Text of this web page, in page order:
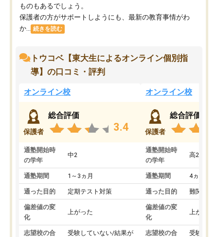
ものもあるでしょう。
保護者の方がサポートしようにも、最新の教育事情がわ
か...
続きを読む
トウコベ【東大生によるオンライン個別指
導】の口コミ・評判
オンライン校
保護者
総合評価
3.4
通塾開始時
の学年
中2
通塾期間 1～3ヵ月
通った目的 定期テスト対策
偏差値の変
化
上がった
志望校の合
受験していない/結果が
オンライン校
保護者
総合評価
通塾開始時
の学年
高2
通塾期間 4ヵ月～1
通った目的 難関私立
偏差値の変
化
上がった
志望校の合
受験して